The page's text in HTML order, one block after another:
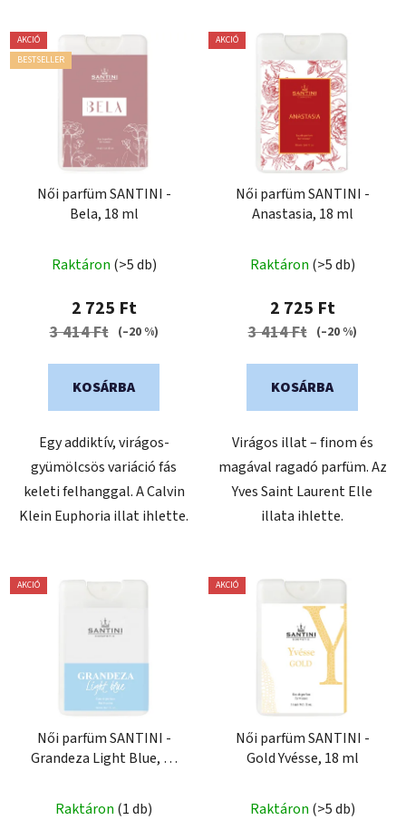
AKCIÓ
BESTSELLER
Női parfüm SANTINI -
Bela, 18 ml
Raktáron (>5 db)
2 725 Ft
3 414 Ft (–20 %)
KOSÁRBA
Egy addiktív, virágos-
gyümölcsös variáció fás
keleti felhanggal. A Calvin
Klein Euphoria illat ihlette.
AKCIÓ
Női parfüm SANTINI -
Anastasia, 18 ml
termék
átlagos
értékelése
0,0
Raktáron (>5 db)
2 725 Ft
3 414 Ft (–20 %)
KOSÁRBA
Virágos illat – finom és
magával ragadó parfüm. Az
Yves Saint Laurent Elle
illata ihlette.
AKCIÓ
Női parfüm SANTINI -
Grandeza Light Blue, 18
Raktáron (1 db)
AKCIÓ
Női parfüm SANTINI -
Gold Yvésse, 18 ml
Raktáron (>5 db)